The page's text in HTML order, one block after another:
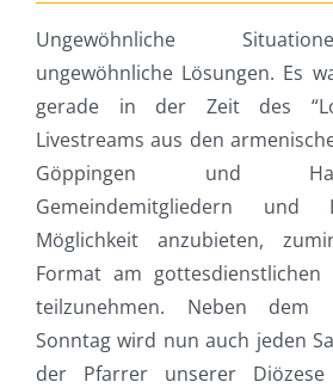
Ungewöhnliche
ungewöhnliche Lösungen. Es
gerade in der Zeit des
Livestreams aus den
Göppingen und
Gemeindemitgliedern und
Möglichkeit anzubieten,
Format am
teilzunehmen. Neben dem
Sonntag wird nun auch jeden
der Pfarrer unserer